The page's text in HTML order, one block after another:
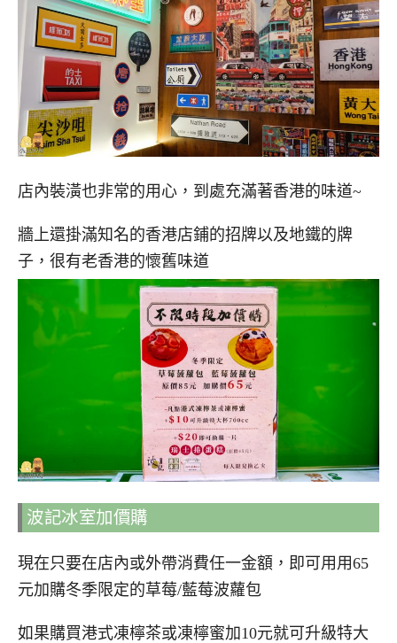
店內裝潢也非常的用心，到處充滿著香港的味道~
牆上還掛滿知名的香港店鋪的招牌以及地鐵的牌
子，很有老香港的懷舊味道
波記冰室加價購
現在只要在店內或外帶消費任一金額，即可用用65
元加購冬季限定的草莓/藍莓波蘿包
如果購買港式凍檸茶或凍檸蜜加10元就可升級特大